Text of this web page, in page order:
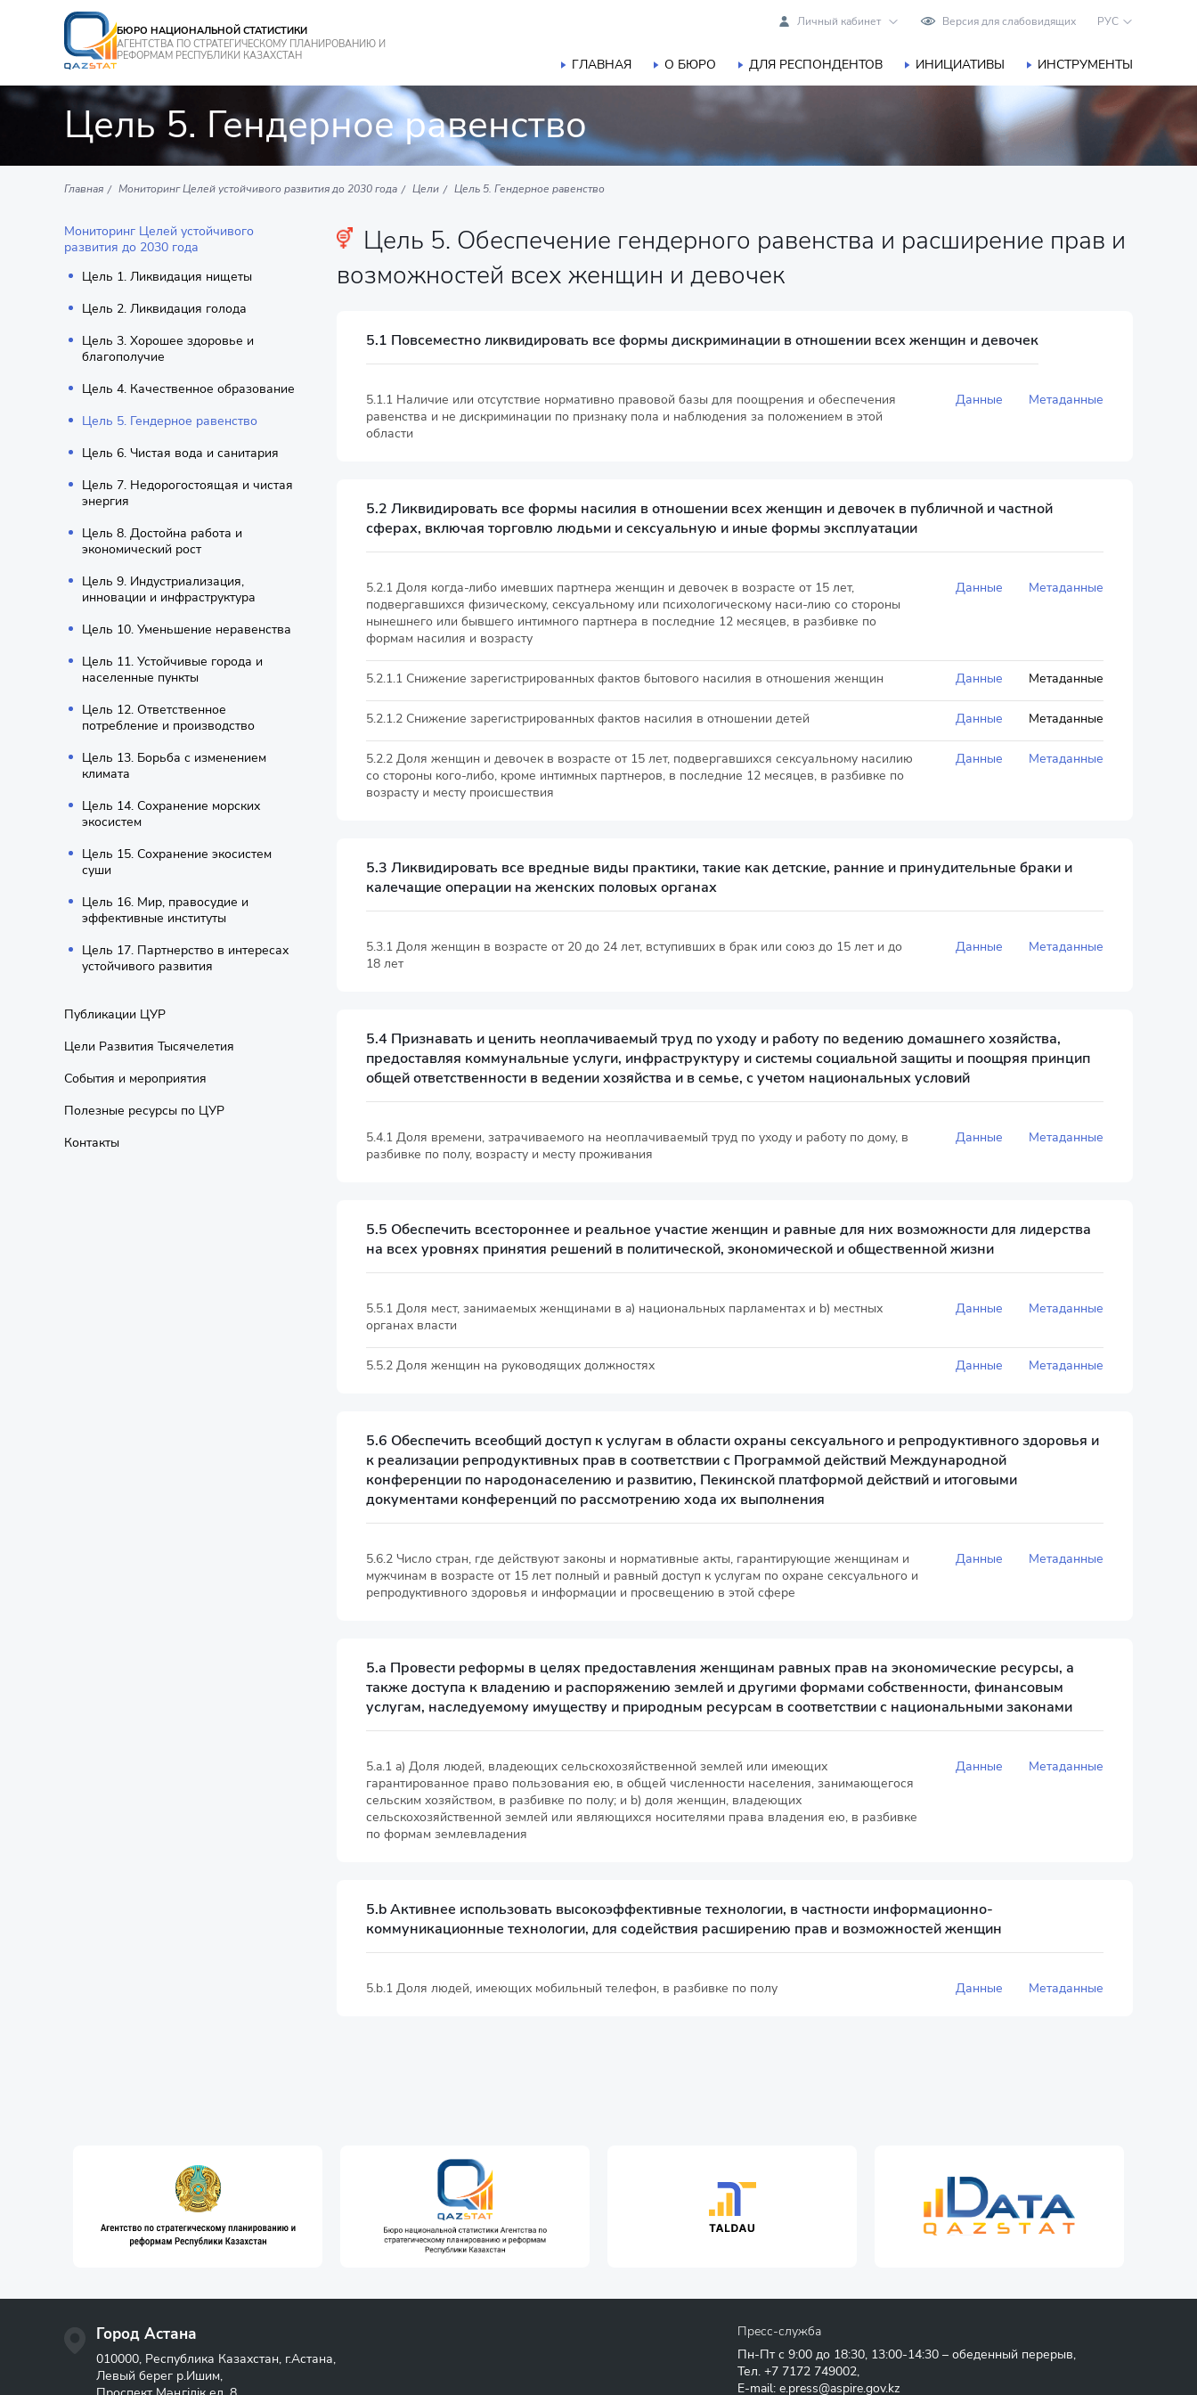
БЮРО НАЦИОНАЛЬНОЙ СТАТИСТИКИ
АГЕНТСТВА ПО СТРАТЕГИЧЕСКОМУ ПЛАНИРОВАНИЮ И
РЕФОРМАМ РЕСПУБЛИКИ КАЗАХСТАН
Личный кабинет Версия для слабовидящих РУС
ГЛАВНАЯ О БЮРО ДЛЯ РЕСПОНДЕНТОВ ИНИЦИАТИВЫ ИНСТРУМЕНТЫ
Цель 5. Гендерное равенство
Главная Мониторинг Целей устойчивого развития до 2030 года Цели Цель 5. Гендерное равенство
Мониторинг Целей устойчивого
развития до 2030 года
Цель 1. Ликвидация нищеты
Цель 2. Ликвидация голода
Цель 3. Хорошее здоровье и
благополучие
Цель 4. Качественное образование
Цель 5. Гендерное равенство
Цель 6. Чистая вода и санитария
Цель 7. Недорогостоящая и чистая
энергия
Цель 8. Достойна работа и
экономический рост
Цель 9. Индустриализация,
инновации и инфраструктура
Цель 10. Уменьшение неравенства
Цель 11. Устойчивые города и
населенные пункты
Цель 12. Ответственное
потребление и производство
Цель 13. Борьба с изменением
климата
Цель 14. Сохранение морских
экосистем
Цель 15. Сохранение экосистем
суши
Цель 16. Мир, правосудие и
эффективные институты
Цель 17. Партнерство в интересах
устойчивого развития
Публикации ЦУР
Цели Развития Тысячелетия
События и мероприятия
Полезные ресурсы по ЦУР
Контакты
Цель 5. Обеспечение гендерного равенства и расширение прав и
возможностей всех женщин и девочек
5.1 Повсеместно ликвидировать все формы дискриминации в отношении всех женщин и девочек
5.1.1 Наличие или отсутствие нормативно правовой базы для поощрения и обеспечения
равенства и не дискриминации по признаку пола и наблюдения за положением в этой
области
Данные Метаданные
5.2 Ликвидировать все формы насилия в отношении всех женщин и девочек в публичной и частной
сферах, включая торговлю людьми и сексуальную и иные формы эксплуатации
5.2.1 Доля когда-либо имевших партнера женщин и девочек в возрасте от 15 лет,
подвергавшихся физическому, сексуальному или психологическому наси-лию со стороны
нынешнего или бывшего интимного партнера в последние 12 месяцев, в разбивке по
формам насилия и возрасту
Данные Метаданные
5.2.1.1 Снижение зарегистрированных фактов бытового насилия в отношения женщин Данные Метаданные
5.2.1.2 Снижение зарегистрированных фактов насилия в отношении детей Данные Метаданные
5.2.2 Доля женщин и девочек в возрасте от 15 лет, подвергавшихся сексуальному насилию
со стороны кого-либо, кроме интимных партнеров, в последние 12 месяцев, в разбивке по
возрасту и месту происшествия
Данные Метаданные
5.3 Ликвидировать все вредные виды практики, такие как детские, ранние и принудительные браки и
калечащие операции на женских половых органах
5.3.1 Доля женщин в возрасте от 20 до 24 лет, вступивших в брак или союз до 15 лет и до
18 лет
Данные Метаданные
5.4 Признавать и ценить неоплачиваемый труд по уходу и работу по ведению домашнего хозяйства,
предоставляя коммунальные услуги, инфраструктуру и системы социальной защиты и поощряя принцип
общей ответственности в ведении хозяйства и в семье, с учетом национальных условий
5.4.1 Доля времени, затрачиваемого на неоплачиваемый труд по уходу и работу по дому, в
разбивке по полу, возрасту и месту проживания
Данные Метаданные
5.5 Обеспечить всестороннее и реальное участие женщин и равные для них возможности для лидерства
на всех уровнях принятия решений в политической, экономической и общественной жизни
5.5.1 Доля мест, занимаемых женщинами в a) национальных парламентах и b) местных
органах власти
Данные Метаданные
5.5.2 Доля женщин на руководящих должностях Данные Метаданные
5.6 Обеспечить всеобщий доступ к услугам в области охраны сексуального и репродуктивного здоровья и
к реализации репродуктивных прав в соответствии с Программой действий Международной
конференции по народонаселению и развитию, Пекинской платформой действий и итоговыми
документами конференций по рассмотрению хода их выполнения
5.6.2 Число стран, где действуют законы и нормативные акты, гарантирующие женщинам и
мужчинам в возрасте от 15 лет полный и равный доступ к услугам по охране сексуального и
репродуктивного здоровья и информации и просвещению в этой сфере
Данные Метаданные
5.a Провести реформы в целях предоставления женщинам равных прав на экономические ресурсы, а
также доступа к владению и распоряжению землей и другими формами собственности, финансовым
услугам, наследуемому имуществу и природным ресурсам в соответствии с национальными законами
5.a.1 a) Доля людей, владеющих сельскохозяйственной землей или имеющих
гарантированное право пользования ею, в общей численности населения, занимающегося
сельским хозяйством, в разбивке по полу; и b) доля женщин, владеющих
сельскохозяйственной землей или являющихся носителями права владения ею, в разбивке
по формам землевладения
Данные Метаданные
5.b Активнее использовать высокоэффективные технологии, в частности информационно-
коммуникационные технологии, для содействия расширению прав и возможностей женщин
5.b.1 Доля людей, имеющих мобильный телефон, в разбивке по полу Данные Метаданные
Город Астана
010000, Республика Казахстан, г.Астана,
Левый берег р.Ишим,
Пресс-служба
Пн-Пт с 9:00 до 18:30, 13:00-14:30 – обеденный перерыв,
Тел. +7 7172 749002,
E-mail: e.press@aspire.gov.kz